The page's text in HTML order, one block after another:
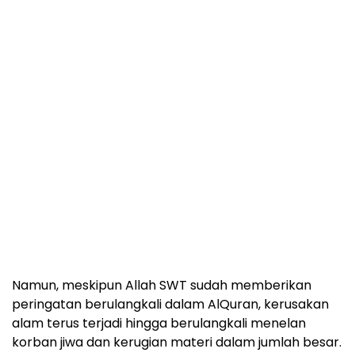
Namun, meskipun Allah SWT sudah memberikan
peringatan berulangkali dalam AlQuran, kerusakan
alam terus terjadi hingga berulangkali menelan
korban jiwa dan kerugian materi dalam jumlah besar.